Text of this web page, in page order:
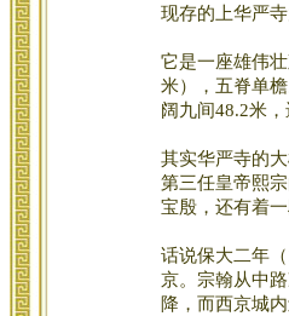
现存的上华严
它是一座雄伟
米），五脊单
阔九间48.2米
其实华严寺的
第三任皇帝熙
宝殷，还有着
话说保大二年
京。宗翰从中
降，而西京城